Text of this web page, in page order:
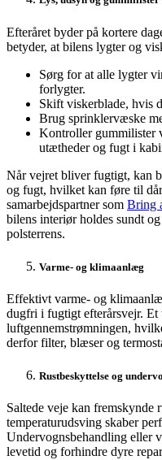
Efteråret byder på kortere
betyder, at bilens lygter og
Sørg for at alle lygter
forlygter.
Skift viskerblade, hvis
Brug sprinklervæske
Kontroller gummilister
utætheder og fugt i
Når vejret bliver fugtigt, kan
og fugt, hvilket kan føre til
samarbejdspartner som Bring
bilens interiør holdes sundt
polsterrens.
Varme- og klimaanlæg
Effektivt varme- og
dugfri i fugtigt efterårsvejr.
luftgennemstrømningen,
derfor filter, blæser og
Rustbeskyttelse og
Saltede veje kan fremskynde
temperaturudsving skaber
Undervognsbehandling eller
levetid og forhindre dyre